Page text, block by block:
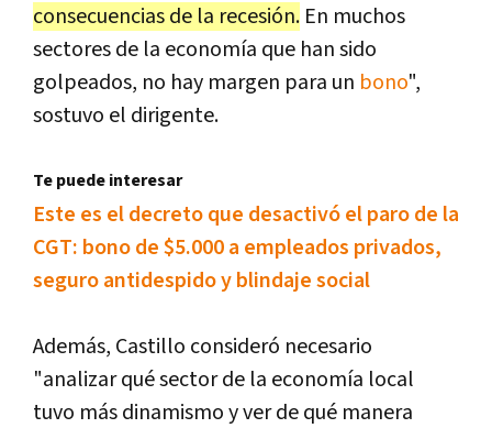
consecuencias de la recesión. En muchos
sectores de la economía que han sido
golpeados, no hay margen para un bono",
sostuvo el dirigente.
Te puede interesar
Este es el decreto que desactivó el paro de la
CGT: bono de $5.000 a empleados privados,
seguro antidespido y blindaje social
Además, Castillo consideró necesario
"analizar qué sector de la economía local
tuvo más dinamismo y ver de qué manera